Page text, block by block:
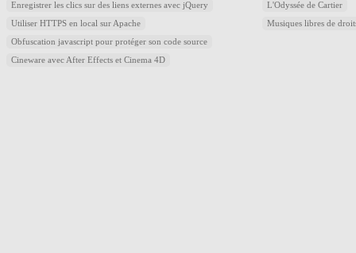
Enregistrer les clics sur des liens externes avec jQuery
Utiliser HTTPS en local sur Apache
Obfuscation javascript pour protéger son code source
Cineware avec After Effects et Cinema 4D
L'Odyssée de Cartier
Musiques libres de